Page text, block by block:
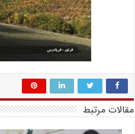
مقالات مرتبط